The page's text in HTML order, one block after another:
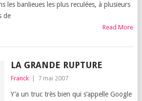
les ban­lieues les plus recu­lées, à plu­sieurs
de
Read More
LA GRANDE RUPTURE
Franck 7 mai 2007
Y’a un truc très bien qui s’ap­pelle Google